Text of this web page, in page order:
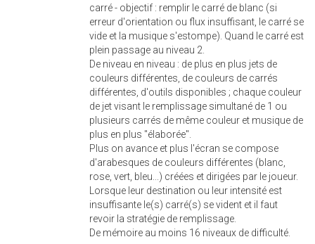
carré - objectif : remplir le carré de blanc (si
erreur d'orientation ou flux insuffisant, le carré se
vide et la musique s'estompe). Quand le carré est
plein passage au niveau 2.
De niveau en niveau : de plus en plus jets de
couleurs différentes, de couleurs de carrés
différentes, d'outils disponibles ; chaque couleur
de jet visant le remplissage simultané de 1 ou
plusieurs carrés de même couleur et musique de
plus en plus "élaborée".
Plus on avance et plus l'écran se compose
d'arabesques de couleurs différentes (blanc,
rose, vert, bleu...) créées et dirigées par le joueur.
Lorsque leur destination ou leur intensité est
insuffisante le(s) carré(s) se vident et il faut
revoir la stratégie de remplissage.
De mémoire au moins 16 niveaux de difficulté.